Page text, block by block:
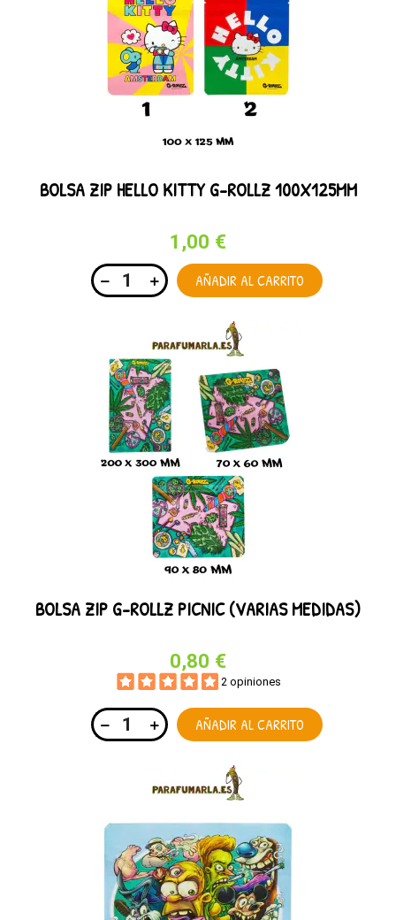
BOLSA ZIP HELLO KITTY G-ROLLZ 100X125MM
1,00 €
AÑADIR AL CARRITO
BOLSA ZIP G-ROLLZ PICNIC (VARIAS MEDIDAS)
0,80 €
2 opiniones
AÑADIR AL CARRITO